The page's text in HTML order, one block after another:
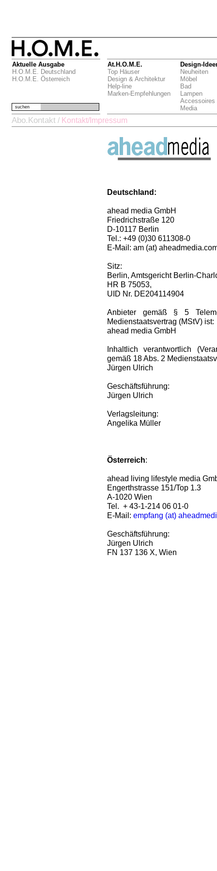
Aktuelle Ausgabe
H.O.M.E. Deutschland
H.O.M.E. Österreich
At.H.O.M.E.
Top Häuser
Design & Architektur
Help-line
Marken-Empfehlungen
Design-
Neuheiten
Möbel
Bad
Lampen
Accessoires
Media
suchen
Abo.Kontakt / Kontakt/Impressum
Deutschland:
ahead media GmbH
Friedrichstraße 120
D-10117 Berlin
Tel.: +49 (0)30 611308-0
E-Mail: am (at)
Sitz:
Berlin, Amtsgericht Berlin-
HR B 75053,
UID Nr. DE204114904
Anbieter gemäß § 5
Medienstaatsvertrag (MStV) ist:
ahead media GmbH
Inhaltlich verantwortlich
gemäß 18 Abs. 2
Jürgen Ulrich
Geschäftsführung:
Jürgen Ulrich
Verlagsleitung:
Angelika Müller
Österreich:
ahead living lifestyle media
Engerthstrasse 151/Top 1.3
A-1020 Wien
Tel. + 43-1-214 06 01-0
E-Mail: empfang (at)
Geschäftsführung:
Jürgen Ulrich
FN 137 136 X, Wien